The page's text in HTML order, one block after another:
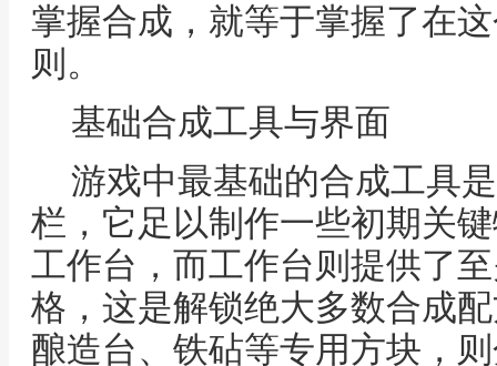
掌握合成，就等于掌握了在
则。
基础合成工具与界面
游戏中最基础的合成工具
栏，它足以制作一些初期关
工作台，而工作台则提供了
格，这是解锁绝大多数合成
酿造台、铁砧等专用方块，